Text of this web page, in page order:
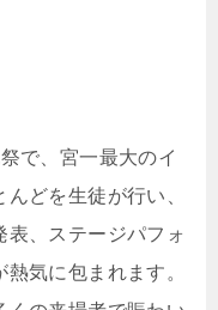
で、宮一最大のイ
どを生徒が行い、
表、ステージパフォ
気に包まれます。